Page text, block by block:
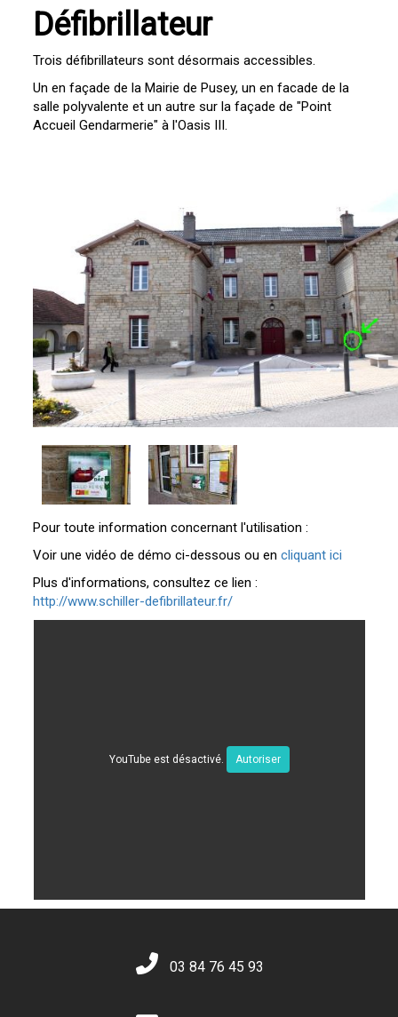
Défibrillateur
Trois défibrillateurs sont désormais accessibles.
Un en façade de la Mairie de Pusey, un en facade de la
salle polyvalente et un autre sur la façade de "Point
Accueil Gendarmerie" à l'Oasis III.
Pour toute information concernant l'utilisation :
Voir une vidéo de démo ci-dessous ou encliquant ici
Plus d'informations, consultez ce lien :
http://www.schiller-defibrillateur.fr/
YouTube est désactivé. Autoriser
03 84 76 45 93